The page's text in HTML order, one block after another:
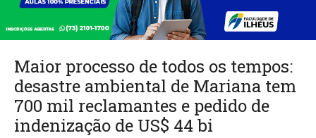
Maior processo de todos os tempos:
desastre ambiental de Mariana tem
700 mil reclamantes e pedido de
indenização de US$ 44 bi